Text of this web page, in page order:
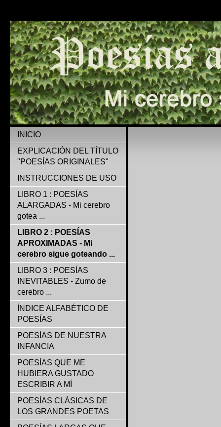
INICIO
EXPLICACIÓN DEL TÍTULO
"POESÍAS ORIGINALES"
INSTRUCCIONES DE USO
LIBRO 1 : POESÍAS
ALARGADAS - Mi cerebro
gotea ...
LIBRO 2 : POESÍAS
APROXIMADAS - Mi
cerebro sigue goteando ...
LIBRO 3 : POESÍAS
INEVITABLES - Zumo de
cerebro ...
ÍNDICE ALFABÉTICO DE
POESÍAS
POESÍAS DE NUESTRA
INFANCIA
POESÍAS QUE ME
HUBIERA GUSTADO
ESCRIBIR A MÍ
POESÍAS CLÁSICAS DE
LOS GRANDES POETAS